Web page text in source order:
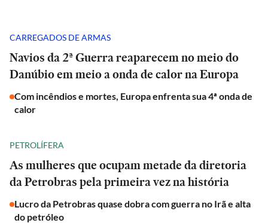
CARREGADOS DE ARMAS
Navios da 2ª Guerra reaparecem no meio do
Danúbio em meio a onda de calor na Europa
Com incêndios e mortes, Europa enfrenta sua 4ª onda de
calor
PETROLÍFERA
As mulheres que ocupam metade da diretoria
da Petrobras pela primeira vez na história
Lucro da Petrobras quase dobra com guerra no Irã e alta
do petróleo